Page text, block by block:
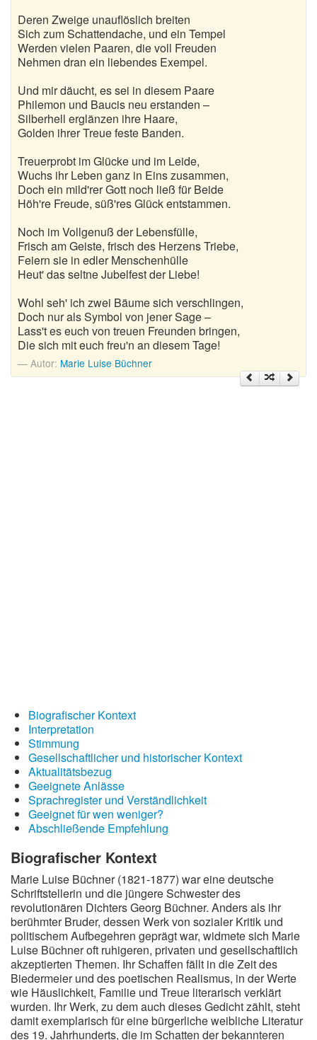
Muttertagsgedichte
Neujahrsgedichte
Nikolausgedichte
Ostergedichte
Romantische Gedichte
Schöne Gedichte
Sommergedichte
Taufgedichte
Trauergedichte
Traurige Gedichte
Valentinstag Gedichte
Vatertagsgedichte
Deren Zweige unauflöslich breiten
Sich zum Schattendache, und ein Tempel
Werden vielen Paaren, die voll Freuden
Nehmen dran ein liebendes Exempel.
Und mir däucht, es sei in diesem Paare
Philemon und Baucis neu erstanden –
Silberhell erglänzen ihre Haare,
Golden ihrer Treue feste Banden.
Treuerprobt im Glücke und im Leide,
Wuchs ihr Leben ganz in Eins zusammen,
Doch ein mild'rer Gott noch ließ für Beide
Höh're Freude, süß'res Glück entstammen.
Noch im Vollgenuß der Lebensfülle,
Frisch am Geiste, frisch des Herzens Triebe,
Feiern sie in edler Menschenhülle
Heut' das seltne Jubelfest der Liebe!
Wohl seh' ich zwei Bäume sich verschlingen,
Doch nur als Symbol von jener Sage –
Lass't es euch von treuen Freunden bringen,
Die sich mit euch freu'n an diesem Tage!
Autor: Marie Luise Büchner
Biografischer Kontext
Interpretation
Stimmung
Gesellschaftlicher und historischer Kontext
Aktualitätsbezug
Geeignete Anlässe
Sprachregister und Verständlichkeit
Geeignet für wen weniger?
Abschließende Empfehlung
Biografischer Kontext
Marie Luise Büchner (1821-1877) war eine deutsche
Schriftstellerin und die jüngere Schwester des
revolutionären Dichters Georg Büchner. Anders als ihr
berühmter Bruder, dessen Werk von sozialer Kritik und
politischem Aufbegehren geprägt war, widmete sich Marie
Luise Büchner oft ruhigeren, privaten und gesellschaftlich
akzeptierten Themen. Ihr Schaffen fällt in die Zeit des
Biedermeier und des poetischen Realismus, in der Werte
wie Häuslichkeit, Familie und Treue literarisch verklärt
wurden. Ihr Werk, zu dem auch dieses Gedicht zählt, steht
damit exemplarisch für eine bürgerliche weibliche Literatur
des 19. Jahrhunderts, die im Schatten der bekannteren